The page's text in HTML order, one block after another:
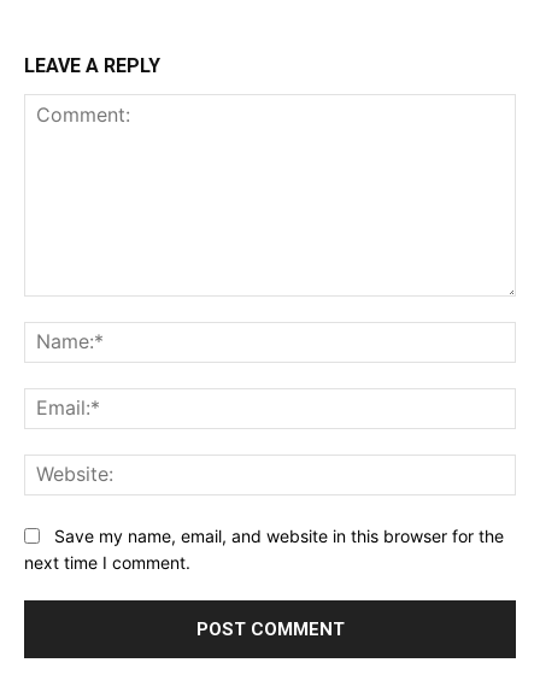
LEAVE A REPLY
Save my name, email, and website in this browser for the
next time I comment.